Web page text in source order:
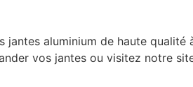
aluminium de haute qualité
vos jantes ou visitez notre